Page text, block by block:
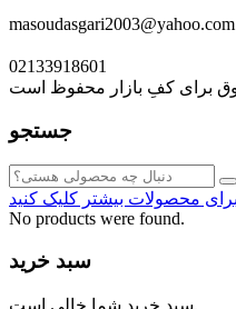
masoudasgari2003@yahoo.com
02133918601
جستجو
No products were found.
سبد خرید
سبد خرید شما خالی است.